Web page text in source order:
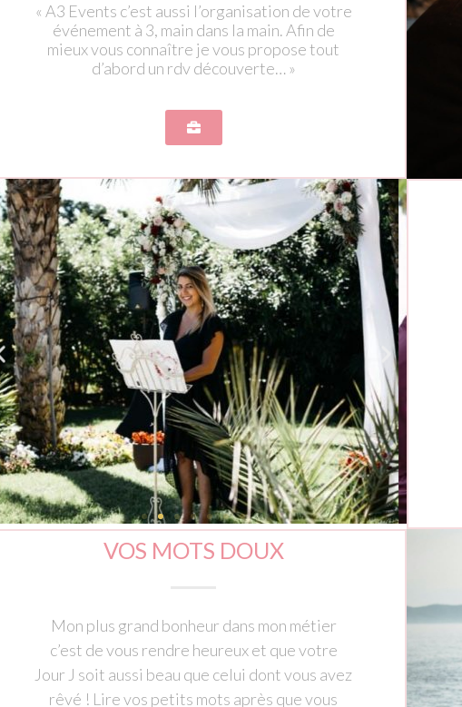
« A3 Events c’est aussi l’organisation de votre
événement à 3, main dans la main. Afin de
mieux vous connaître je vous propose tout
d’abord un rdv découverte… »
VOS MOTS DOUX
Mon plus grand bonheur dans mon métier
c’est de vous rendre heureux et que votre
Jour J soit aussi beau que celui dont vous avez
rêvé ! Lire vos petits mots après que vous